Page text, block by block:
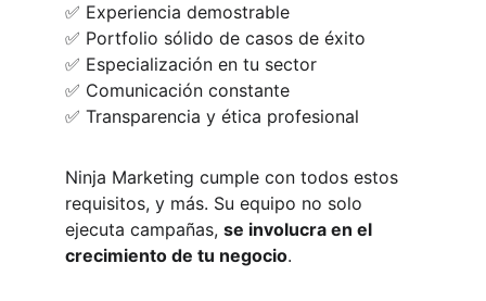
✅ Experiencia demostrable
✅ Portfolio sólido de casos de éxito
✅ Especialización en tu sector
✅ Comunicación constante
✅ Transparencia y ética profesional
Ninja Marketing cumple con todos estos
requisitos, y más. Su equipo no solo
ejecuta campañas, se involucra en el
crecimiento de tu negocio.